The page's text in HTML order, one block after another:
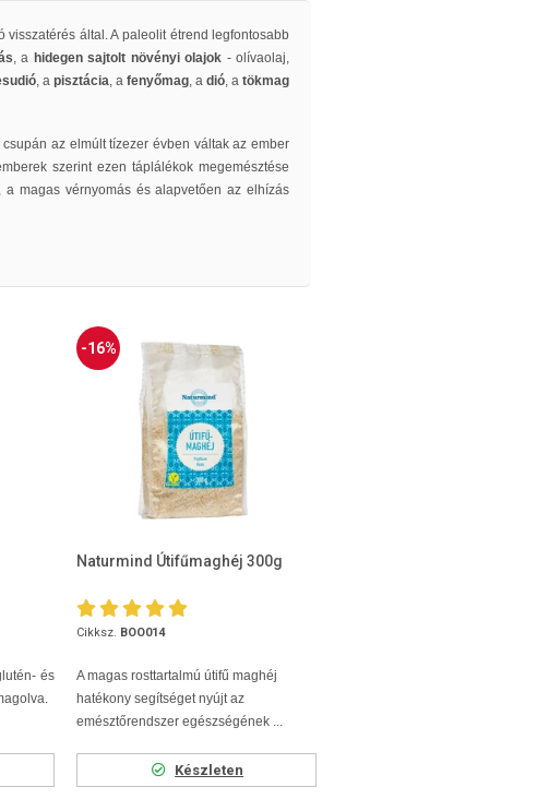
visszatérés által. A paleolit étrend legfontosabb
, a hidegen sajtolt növényi olajok - olívaolaj,
, a pisztácia, a fenyőmag, a dió, a tökmag
az elmúlt tízezer évben váltak az ember
szerint ezen táplálékok megemésztése
magas vérnyomás és alapvetően az elhízás
és
-16%
Naturmind Útifűmaghéj 300g
Cikksz. BOO014
A magas rosttartalmú útifű maghéj
hatékony segítséget nyújt az
emésztőrendszer egészségének ...
Készleten